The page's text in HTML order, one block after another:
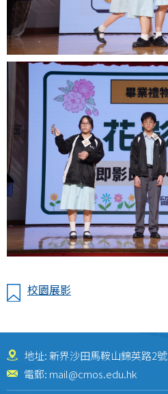
校園展影
地址: 新界沙田馬鞍山錦英路2號
電郵: mail@cmos.edu.hk